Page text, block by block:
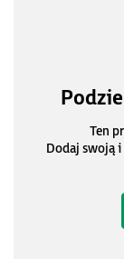
Ten
Dodaj swoją